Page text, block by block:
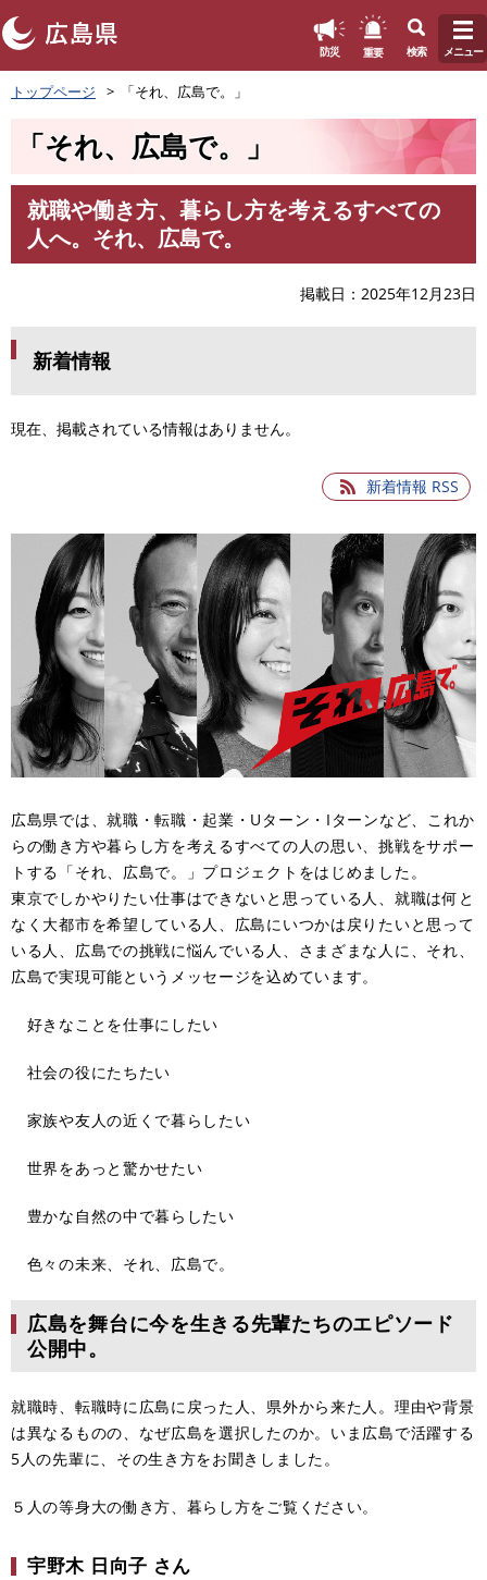
ペ
ー
頭
。
防災 重要 検索 メニュー
トップページ 「それ、広島で。」
「それ、広島で。」
就職や働き方、暮らし方を考えるすべての
人へ。それ、広島で。
掲載日 2025年12月23日
新着情報
現在、掲載されている情報はありません。
新着情報 RSS
広島県では、就職・転職・起業・Uターン・Iターンなど、これか
らの働き方や暮らし方を考えるすべての人の思い、挑戦をサポー
トする「それ、広島で。」プロジェクトをはじめました。
東京でしかやりたい仕事はできないと思っている人、就職は何と
なく大都市を希望している人、広島にいつかは戻りたいと思って
いる人、広島での挑戦に悩んでいる人、さまざまな人に、それ、
広島で実現可能というメッセージを込めています。
​好きなことを仕事にしたい
社会の役にたちたい
家族や友人の近くで暮らしたい
世界をあっと驚かせたい
豊かな自然の中で暮らしたい
色々の未来、それ、広島で。
広島を舞台に今を生きる先輩たちのエピソード
公開中。
就職時、転職時に広島に戻った人、県外から来た人。理由や背景
は異なるものの、なぜ広島を選択したのか。いま広島で活躍する
5人の先輩に、その生き方をお聞きしました。
５人の等身大の働き方、暮らし方をご覧ください。
宇野木 日向子 さん